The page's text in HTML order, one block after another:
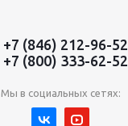
+7 (846) 212-96-52
+7 (800) 333-62-52
Мы в социальных сетях: